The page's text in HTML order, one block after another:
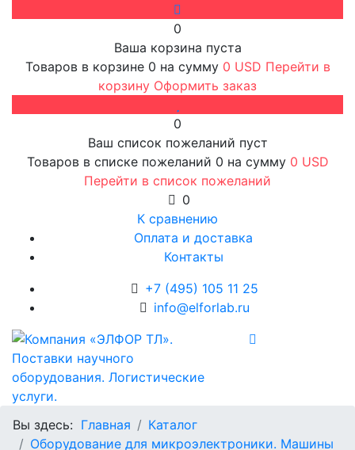
0
Ваша корзина пуста
Товаров в корзине 0 на сумму 0 USD Перейти в
корзину Оформить заказ
0
Ваш список пожеланий пуст
Товаров в списке пожеланий 0 на сумму 0 USD
Перейти в список пожеланий
0
К сравнению
Оплата и доставка
Контакты
+7 (495) 105 11 25
info@elforlab.ru
Вы здесь: Главная
Каталог
Оборудование для микроэлектроники. Машины